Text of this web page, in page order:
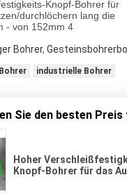
Bohrer,
industrielle Bohrer
Sie den besten Preis
Hoher
Knopf-Bohrer für das